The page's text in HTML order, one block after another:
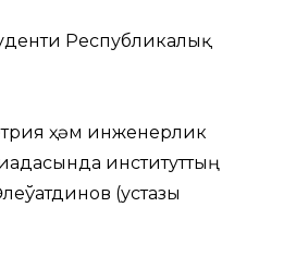
Республикалық
ҳәм инженерлик
институттың
(устазы